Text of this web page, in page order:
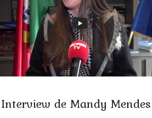
Interview de Mandy Mendes